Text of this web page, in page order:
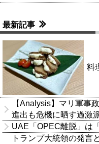
最新記事
料
【Analysis】マリ軍事
進出も危機に晒す過激
UAE「OPEC離脱」は
トランプ大統領の発言